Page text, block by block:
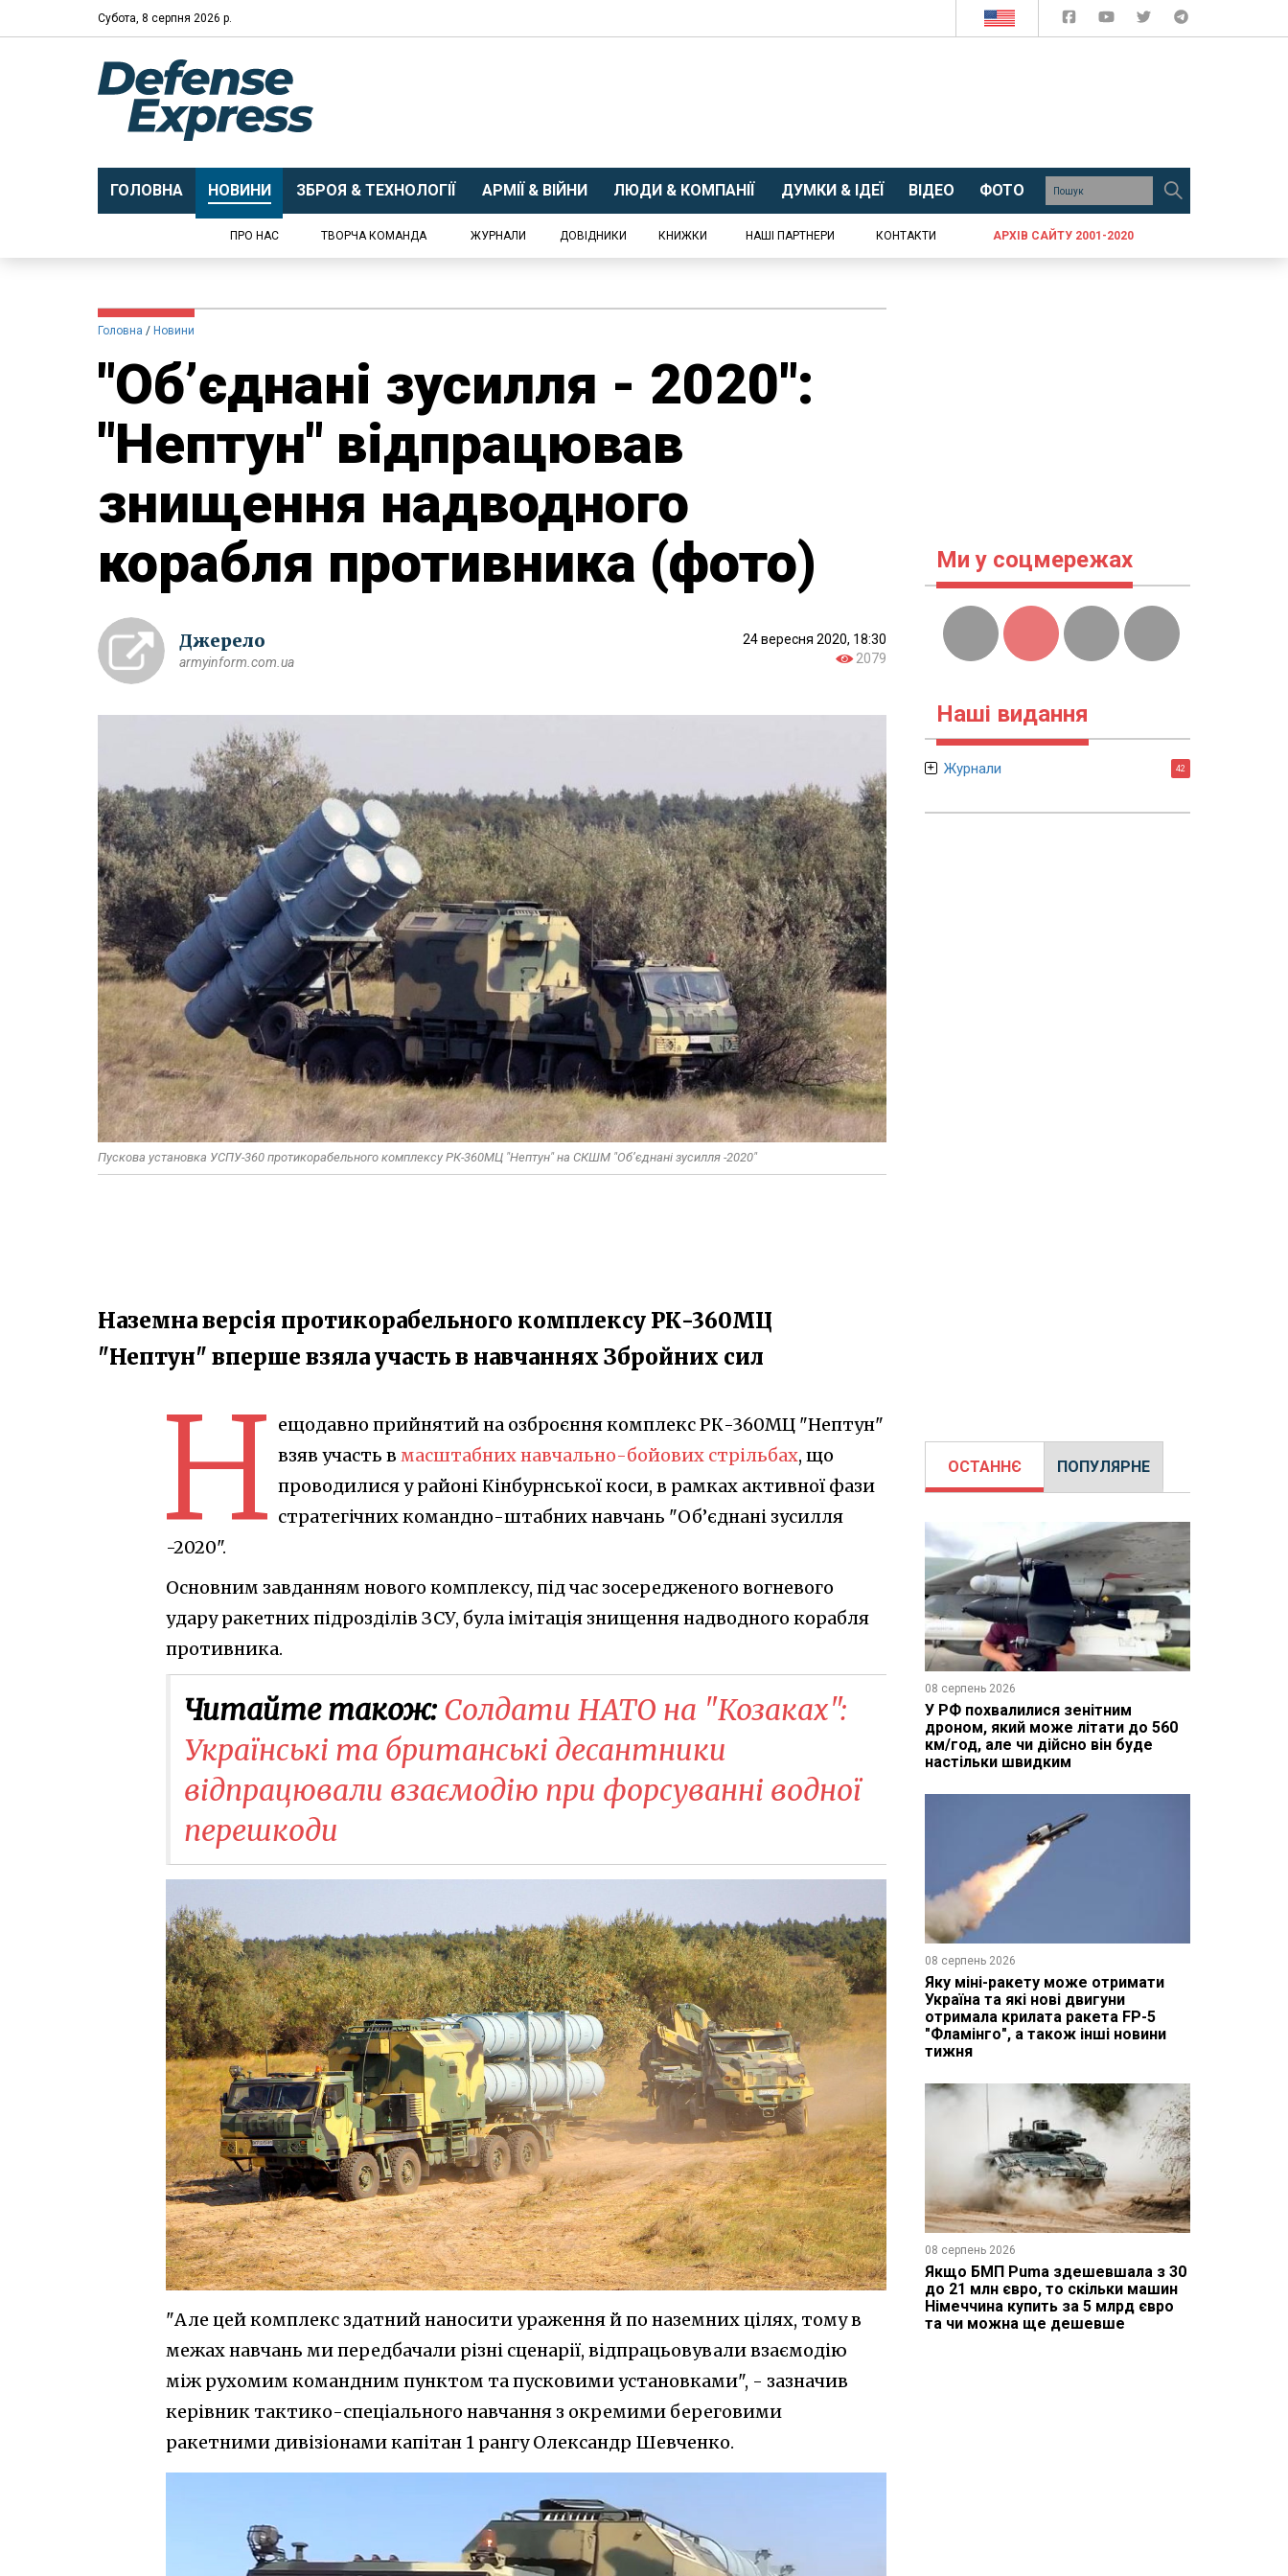
Субота, 8 серпня 2026 р.
ГОЛОВНА НОВИНИ ЗБРОЯ & ТЕХНОЛОГІЇ АРМІЇ & ВІЙНИ ЛЮДИ & КОМПАНІЇ ДУМКИ & ІДЕЇ ВІДЕО ФОТО
ПРО НАС ТВОРЧА КОМАНДА ЖУРНАЛИ ДОВІДНИКИ КНИЖКИ НАШІ ПАРТНЕРИ КОНТАКТИ АРХІВ САЙТУ 2001-2020
Головна Новини
"Об’єднані зусилля - 2020":
"Нептун" відпрацював
знищення надводного
корабля противника (фото)
Джерело
armyinform.com.ua
24 вересня 2020, 18:30
2079
Пускова установка УСПУ-360 протикорабельного комплексу РК-360МЦ "Нептун" на СКШМ "Об’єднані зусилля -2020"
Наземна версія протикорабельного комплексу РК-360МЦ
"Нептун" вперше взяла участь в навчаннях Збройних сил
Н ещодавно прийнятий на озброєння комплекс РК-360МЦ "Нептун"
взяв участь в масштабних навчально-бойових стрільбах, що
проводилися у районі Кінбурнської коси, в рамках активної фази
стратегічних командно-штабних навчань "Об’єднані зусилля
-2020".
Основним завданням нового комплексу, під час зосередженого вогневого
удару ракетних підрозділів ЗСУ, була імітація знищення надводного корабля
противника.
Читайте також: Солдати НАТО на "Козаках": ​
Українські та британські десантники
відпрацювали взаємодію при форсуванні водної
перешкоди
"Але цей комплекс здатний наносити ураження й по наземних цілях, тому в
межах навчань ми передбачали різні сценарії, відпрацьовували взаємодію
між рухомим командним пунктом та пусковими установками", - зазначив
керівник тактико-спеціального навчання з окремими береговими
ракетними дивізіонами капітан 1 рангу Олександр Шевченко.
Ми у соцмережах
Наші видання
Журнали 42
ОСТАННЄ ПОПУЛЯРНЕ
08 серпень 2026
У РФ похвалилися зенітним
дроном, який може літати до 560
км/год, але чи дійсно він буде
настільки швидким
08 серпень 2026
Яку міні-ракету може отримати
Україна та які нові двигуни
отримала крилата ракета FP-5
"Фламінго", а також інші новини
тижня
08 серпень 2026
Якщо БМП Puma здешевшала з 30
до 21 млн євро, то скільки машин
Німеччина купить за 5 млрд євро
та чи можна ще дешевше